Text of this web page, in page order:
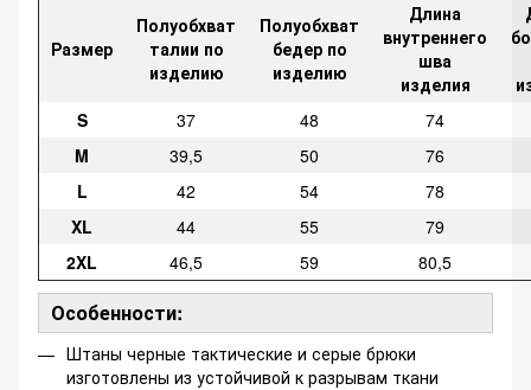
Размер
Полуобхват
талии по
изделию
Полуобхват
бедер по
изделию
Длина
внутреннего
шва
изделия
S
37 48
74
M
39,5 50
76
L
42 54
78
XL
44 55
79
2XL
46,5 59 80,5
Особенности:
Штаны черные тактические и серые брюки
изготовлены из устойчивой к разрывам ткани